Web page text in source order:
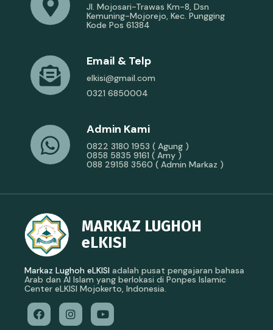
Jl. Mojosari-Trawas Km-8, Dsn
Kemuning-Mojorejo, Kec. Pungging
Kode Pos 61384
Email & Telp
elkisi@gmail.com
0321 6850004
Admin Kami
0822 3180 1953 ( Agung )
0858 5835 9161 ( Amy )
088 29158 3560 ( Admin Markaz )
MARKAZ LUGHOH
eLKISI
Markaz Lughoh eLKISI adalah pusat pengajaran bahasa
Arab dan Al Islam yang berlokasi di Ponpes Islamic
Center eLKISI Mojokerto, Indonesia.